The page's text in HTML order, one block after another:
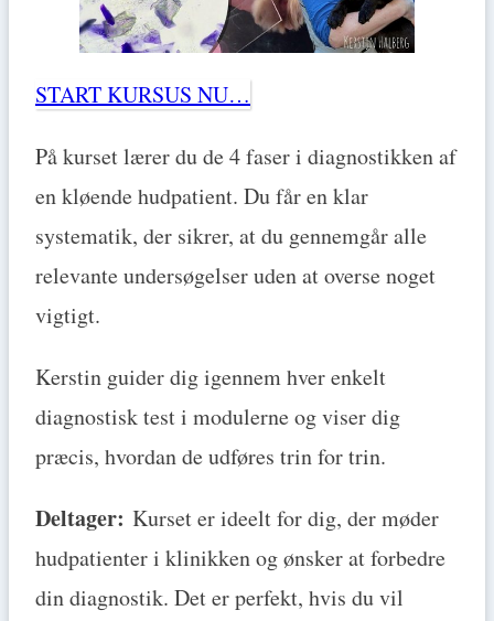
START KURSUS NU…
På kurset lærer du de 4 faser i diagnostikken af
en kløende hudpatient. Du får en klar
systematik, der sikrer, at du gennemgår alle
relevante undersøgelser uden at overse noget
vigtigt.
Kerstin guider dig igennem hver enkelt
diagnostisk test i modulerne og viser dig
præcis, hvordan de udføres trin for trin.
Deltager: Kurset er ideelt for dig, der møder
hudpatienter i klinikken og ønsker at forbedre
din diagnostik. Det er perfekt, hvis du vil